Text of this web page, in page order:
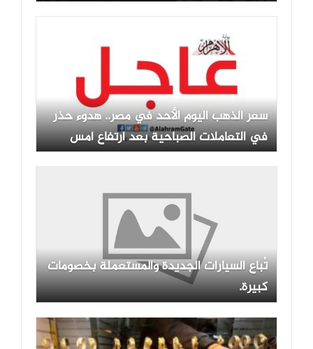
سعر الذهب اليوم الأحد في مصر.. هدوء حذر
في التعاملات الصباحية بعد ارتفاع أمس
المفاجئ
تُباع السيارات الجديدة والمستعملة بخصومات
كبيرة.